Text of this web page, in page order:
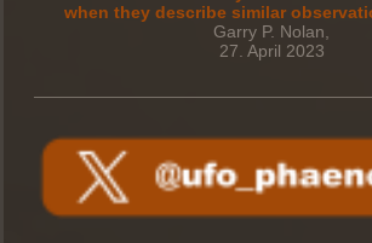
when they describe similar
Garry P. Nolan,
27. April 2023